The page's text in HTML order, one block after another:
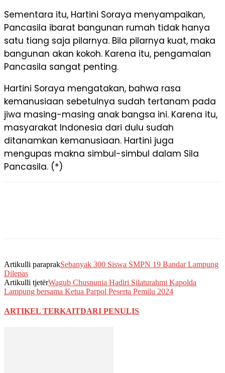
Sementara itu, Hartini Soraya menyampaikan,
Pancasila ibarat bangunan rumah tidak hanya
satu tiang saja pilarnya. Bila pilarnya kuat, maka
bangunan akan kokoh. Karena itu, pengamalan
Pancasila sangat penting.
Hartini Soraya mengatakan, bahwa rasa
kemanusiaan sebetulnya sudah tertanam pada
jiwa masing-masing anak bangsa ini. Karena itu,
masyarakat Indonesia dari dulu sudah
ditanamkan kemanusiaan. Hartini juga
mengupas makna simbul-simbul dalam Sila
Pancasila. (*)
Artikulli paraprakSebanyak 300 Siswa SMPN 19 Bandar Lampung
Dilepas
Artikulli tjetërWagub Chusnunia Hadiri Silaturahmi Kapolda
Lampung bersama Ketua Parpol Peserta Pemilu 2024
ARTIKEL TERKAITDARI PENULIS